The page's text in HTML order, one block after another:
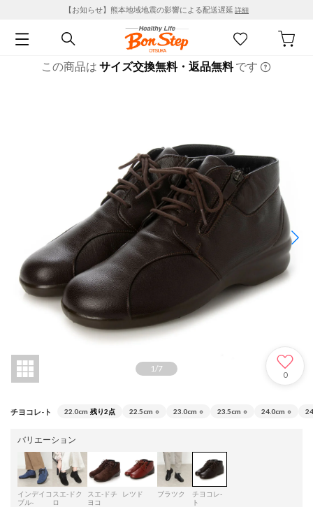
【お知らせ】熊本地域地震の影響による配送遅延 詳細
この商品は サイズ交換無料・返品無料です
1/7
0
チヨコレ-ト 22.0cm 残り2点 22.5cm ○ 23.0cm ○ 23.5cm ○ 24.0cm ○
バリエーション
インデイコ
ブル-
スエ-ドク
ロ
スエ-ドチ
ヨコ
レツド ブラツク
チヨコレ-
ト